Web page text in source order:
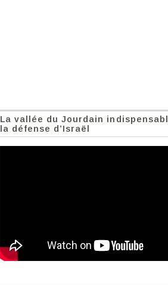
La vallée du Jourdain
la défense d’Israël